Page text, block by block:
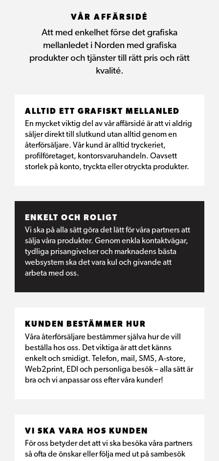
VÅR AFFÄRSIDÉ
Att med enkelhet förse det grafiska
mellanledet i Norden med grafiska
produkter och tjänster till rätt pris och rätt
kvalité.
ALLTID ETT GRAFISKT MELLANLED
En mycket viktig del av vår affärsidé är att vi aldrig
säljer direkt till slutkund utan alltid genom en
återförsäljare. Vår kund är alltid tryckeriet,
profilföretaget, kontorsvaruhandeln. Oavsett
storlek på konto, tryckta eller otryckta produkter.
ENKELT OCH ROLIGT
Vi ska på alla sätt göra det lätt för våra partners att
sälja våra produkter. Genom enkla kontaktvägar,
tydliga prisangivelser och marknadens bästa
websystem ska det vara kul och givande att
arbeta med oss.
KUNDEN BESTÄMMER HUR
Våra återförsäljare bestämmer själva hur de vill
beställa hos oss. Det viktiga är att det känns
enkelt och smidigt. Telefon, mail, SMS, A-store,
Web2print, EDI och personliga besök – alla sätt är
bra och vi anpassar oss efter våra kunder!
VI SKA VARA HOS KUNDEN
För oss betyder det att vi ska besöka våra partners
så ofta de önskar eller följa med ut på sambesök